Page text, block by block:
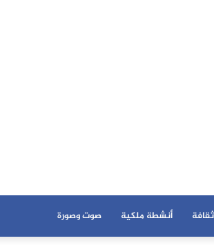
أنشطة ملكية صوت وصورة